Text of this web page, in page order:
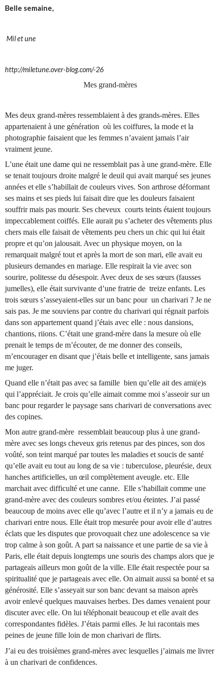
Belle semaine,
Mil et une
http://miletune.over-blog.com/-26
Mes grand-mères
Mes deux grand-mères ressemblaient à des grands-mères. Elles
appartenaient à une génération où les coiffures, la mode et la
photographie faisaient que les femmes n’avaient jamais l’air
vraiment jeune.
L’une était une dame qui ne ressemblait pas à une grand-mère. Elle
se tenait toujours droite malgré le deuil qui avait marqué ses jeunes
années et elle s’habillait de couleurs vives. Son arthrose déformant
ses mains et ses pieds lui faisait dire que les douleurs faisaient
souffrir mais pas mourir. Ses cheveux courts teints étaient toujours
impeccablement coiffés. Elle aurait pu s’acheter des vêtements plus
chers mais elle faisait de vêtements peu chers un chic qui lui était
propre et qu’on jalousait. Avec un physique moyen, on la
remarquait malgré tout et après la mort de son mari, elle avait eu
plusieurs demandes en mariage. Elle respirait la vie avec son
sourire, politesse du désespoir. Avec deux de ses sœurs (fausses
jumelles), elle était survivante d’une fratrie de treize enfants. Les
trois sœurs s’asseyaient-elles sur un banc pour un charivari ? Je ne
sais pas. Je me souviens par contre du charivari qui régnait parfois
dans son appartement quand j’étais avec elle : nous dansions,
chantions, riions. C’était une grand-mère dans la mesure où elle
prenait le temps de m’écouter, de me donner des conseils,
m’encourager en disant que j’étais belle et intelligente, sans jamais
me juger.
Quand elle n’était pas avec sa famille bien qu’elle ait des ami(e)s
qui l’appréciait. Je crois qu’elle aimait comme moi s’asseoir sur un
banc pour regarder le paysage sans charivari de conversations avec
des copines.
Mon autre grand-mère ressemblait beaucoup plus à une grand-
mère avec ses longs cheveux gris retenus par des pinces, son dos
voûté, son teint marqué par toutes les maladies et soucis de santé
qu’elle avait eu tout au long de sa vie : tuberculose, pleurésie, deux
hanches artificielles, un œil complètement aveugle. etc. Elle
marchait avec difficulté et une canne. Elle s’habillait comme une
grand-mère avec des couleurs sombres et/ou éteintes. J’ai passé
beaucoup de moins avec elle qu’avec l’autre et il n’y a jamais eu de
charivari entre nous. Elle était trop mesurée pour avoir elle d’autres
éclats que les disputes que provoquait chez une adolescence sa vie
trop calme à son goût. A part sa naissance et une partie de sa vie à
Paris, elle était depuis longtemps une souris des champs alors que je
partageais ailleurs mon goût de la ville. Elle était respectée pour sa
spiritualité que je partageais avec elle. On aimait aussi sa bonté et sa
générosité. Elle s’asseyait sur son banc devant sa maison après
avoir enlevé quelques mauvaises herbes. Des dames venaient pour
discuter avec elle. On lui téléphonait beaucoup et elle avait des
correspondantes fidèles. J’étais parmi elles. Je lui racontais mes
peines de jeune fille loin de mon charivari de flirts.
J’ai eu des troisièmes grand-mères avec lesquelles j’aimais me livrer
à un charivari de confidences.